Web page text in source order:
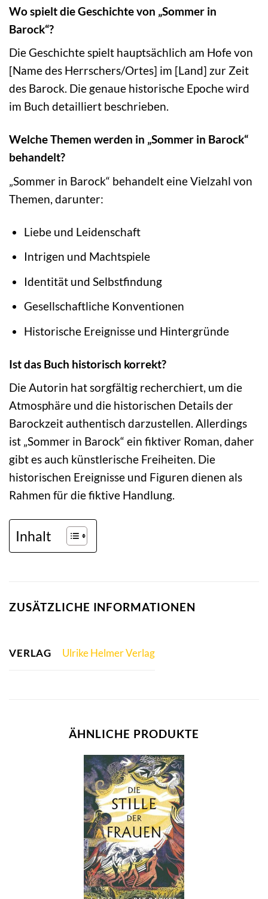
Wo spielt die Geschichte von „Sommer in
Barock“?
Die Geschichte spielt hauptsächlich am Hofe von
[Name des Herrschers/Ortes] im [Land] zur Zeit
des Barock. Die genaue historische Epoche wird
im Buch detailliert beschrieben.
Welche Themen werden in „Sommer in Barock“
behandelt?
„Sommer in Barock“ behandelt eine Vielzahl von
Themen, darunter:
Liebe und Leidenschaft
Intrigen und Machtspiele
Identität und Selbstfindung
Gesellschaftliche Konventionen
Historische Ereignisse und Hintergründe
Ist das Buch historisch korrekt?
Die Autorin hat sorgfältig recherchiert, um die
Atmosphäre und die historischen Details der
Barockzeit authentisch darzustellen. Allerdings
ist „Sommer in Barock“ ein fiktiver Roman, daher
gibt es auch künstlerische Freiheiten. Die
historischen Ereignisse und Figuren dienen als
Rahmen für die fiktive Handlung.
Inhalt
ZUSÄTZLICHE INFORMATIONEN
VERLAG Ulrike Helmer Verlag
ÄHNLICHE PRODUKTE